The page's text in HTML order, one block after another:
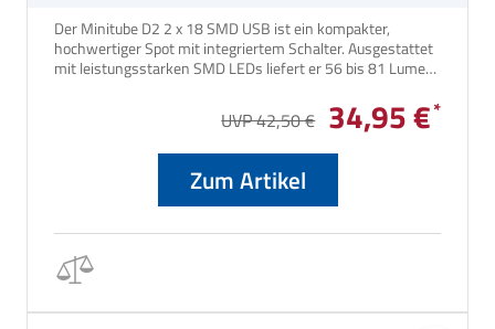
Der Minitube D2 2 x 18 SMD USB ist ein kompakter,
hochwertiger Spot mit integriertem Schalter. Ausgestattet
mit leistungsstarken SMD LEDs liefert er 56 bis 81 Lumen
dimmbar, aber er verfügt über einen praktischen USB-
UVP 42,50 € 34,95 €
Zum Artikel